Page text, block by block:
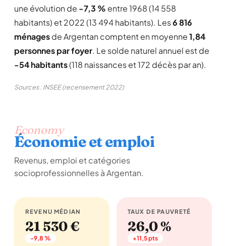
une évolution de -7,3 % entre 1968 (14 558
habitants) et 2022 (13 494 habitants). Les6 816
ménagesde Argentan comptent en moyenne1,84
personnes par foyer. Le solde naturel annuel est de
-54 habitants(118 naissances et 172 décès par an).
Sources : INSEE (recensement 2022)
Economy
Économie et emploi
Revenus, emploi et catégories
socioprofessionnelles à Argentan.
REVENU MÉDIAN
21 530 €
-9,8 %
TAUX DE PAUVRETÉ
26,0 %
+11,5 pts